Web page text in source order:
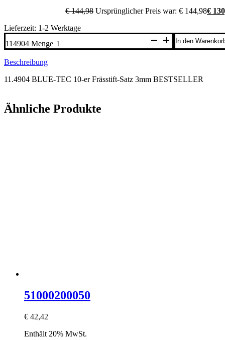
€144,98 Ursprünglicher Preis war: € 144,98€
Lieferzeit: 1-2 Werktage
114904 Menge
In den
Beschreibung
11.4904 BLUE-TEC 10-er Frässtift-Satz 3mm BESTSELLER
Ähnliche Produkte
51000200050
€ 42,42
Enthält 20% MwSt.